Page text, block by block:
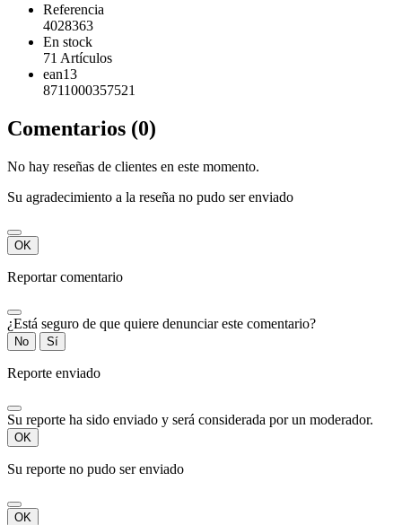
Referencia
4028363
En stock
71 Artículos
ean13
8711000357521
Comentarios (0)
No hay reseñas de clientes en este momento.
Su agradecimiento a la reseña no pudo ser enviado
OK
Reportar comentario
¿Está seguro de que quiere denunciar este comentario?
No Sí
Reporte enviado
Su reporte ha sido enviado y será considerada por un moderador.
OK
Su reporte no pudo ser enviado
OK